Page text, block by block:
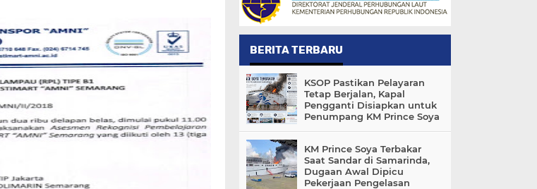
BERITA TERBARU
KSOP Pastikan Pelayaran
Tetap Berjalan, Kapal
Pengganti Disiapkan untuk
Penumpang KM Prince Soya
KM Prince Soya Terbakar
Saat Sandar di Samarinda,
Dugaan Awal Dipicu
Pekerjaan Pengelasan